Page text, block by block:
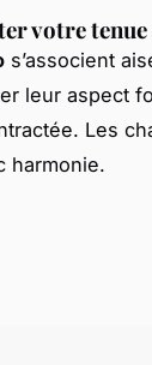
votre tenue
s’associent
leur aspect
Les
harmonie.